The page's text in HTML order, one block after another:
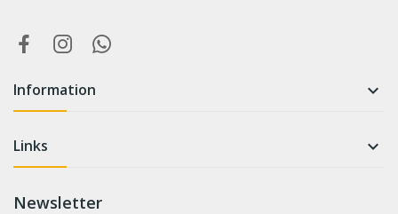
Information 
Links 
Newsletter